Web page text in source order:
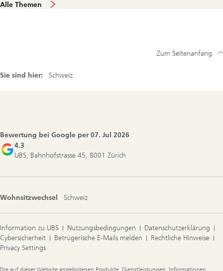
Alle Themen
Sie sind hier: Schweiz
Zum Seitenanfang
Bewertung bei Google per07. Jul 2026
4.3
UBS, Bahnhofstrasse 45, 8001 Zürich
Wohnsitzwechsel Schweiz
Information zu UBS Nutzungsbedingungen
Datenschutzerklärung
Cybersicherheit
Betrügerische E-Mails melden
Rechtliche Hinweise
Privacy Settings
Legal
Die auf dieser Website angebotenen Produkte, Dienstleistungen, Informationen